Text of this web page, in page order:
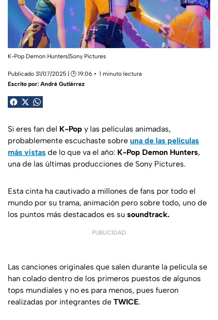
K-Pop Demon Hunters|Sony Pictures
Publicado 31/07/2025 | 🕑 19:06
1 minuto lectura
Escrito por: André Gutiérrez
Si eres fan del K-Pop y las películas animadas,
probablemente escuchaste sobre una de las películas
más vistas de lo que va el año: K-Pop Demon Hunters,
una de las últimas producciones de Sony Pictures.
Esta cinta ha cautivado a millones de fans por todo el
mundo por su trama, animación pero sobre todo, uno de
los puntos más destacados es su soundtrack.
PUBLICIDAD
Las canciones originales que salen durante la película se
han colado dentro de los primeros puestos de algunos
tops mundiales y no es para menos, pues fueron
realizadas por integrantes de TWICE.